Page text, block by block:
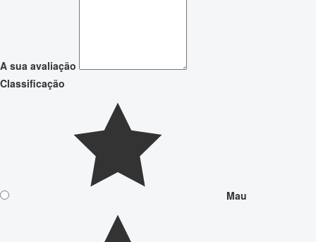
A sua avaliação
Classificação
Mau